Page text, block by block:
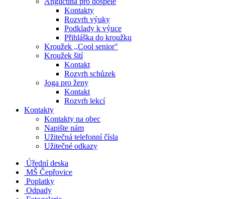
Kontakty
Rozvrh výuky
Podklady k výuce
Přihláška do kroužku
Kroužek ,,Cool senior"
Kroužek šití
Kontakt
Rozvrh schůzek
Joga pro ženy
Kontakt
Rozvrh lekcí
Kontakty
Kontakty na obec
Napište nám
Užitečná telefonní čísla
Užitečné odkazy
Úřední deska
MŠ Čepřovice
Poplatky
Odpady